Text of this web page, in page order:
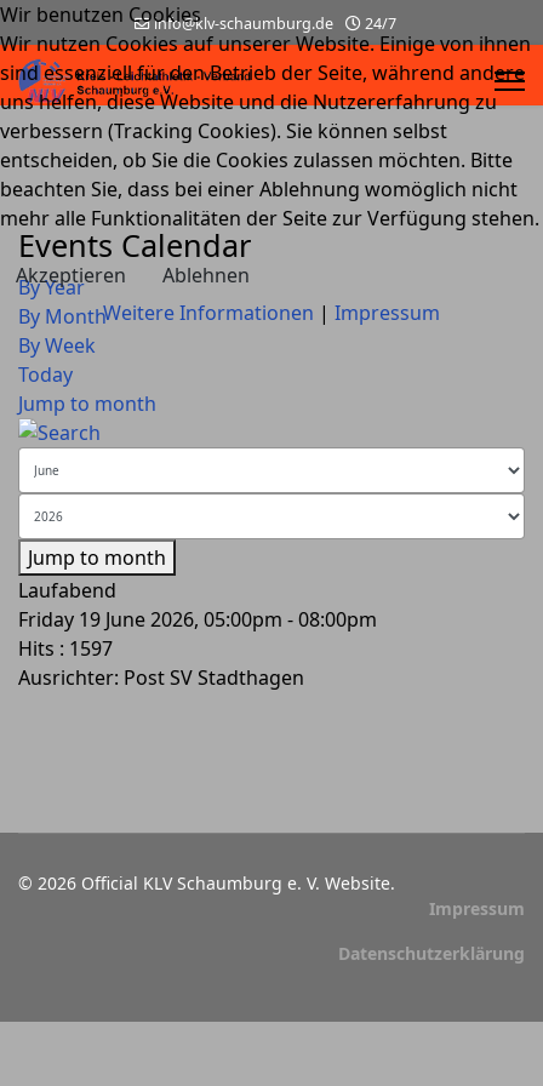
info@klv-schaumburg.de 24/7
Events Calendar
By Year
By Month
By Week
Today
Jump to month
Jump to month
Laufabend
Friday 19 June 2026, 05:00pm - 08:00pm
Hits : 1597
Ausrichter: Post SV Stadthagen
© 2026 Official KLV Schaumburg e. V. Website.
Impressum
Datenschutzerklärung
Wir benutzen Cookies
Wir nutzen Cookies auf unserer Website. Einige von ihnen
sind essenziell für den Betrieb der Seite, während andere
uns helfen, diese Website und die Nutzererfahrung zu
verbessern (Tracking Cookies). Sie können selbst
entscheiden, ob Sie die Cookies zulassen möchten. Bitte
beachten Sie, dass bei einer Ablehnung womöglich nicht
mehr alle Funktionalitäten der Seite zur Verfügung stehen.
Akzeptieren
Ablehnen
Weitere Informationen | Impressum